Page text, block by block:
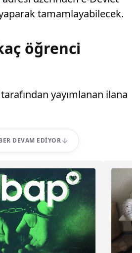
tamamlayabilecek.
öğrenci
yayımlanan ilana
DEVAM EDIYOR